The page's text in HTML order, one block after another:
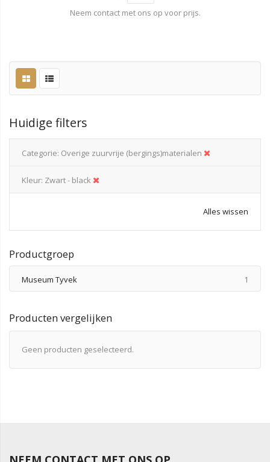
Neem contact met ons op voor prijs.
Huidige filters
Categorie Overige zuurvrije (bergings)materialen
Kleur Zwart - black
Alles wissen
Productgroep
Museum Tyvek 1
Producten vergelijken
Geen producten geselecteerd.